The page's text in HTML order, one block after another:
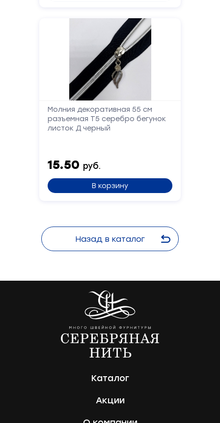
Молния декоративная 55 см
разъемная Т5 серебро бегунок
листок Д черный
15.50 руб.
В корзину
Назад в каталог
Каталог
Акции
Отправить